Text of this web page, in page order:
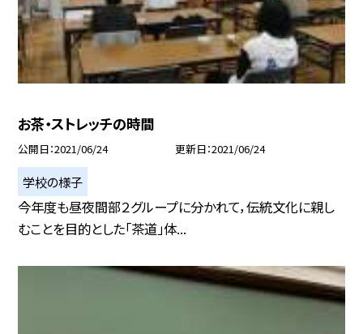
お茶・ストレッチの時間
公開日 2021/06/24 更新日 2021/06/24
学校の様子
今年度も昼夜間部２グループに分かれて，伝統文化に親し
むことを目的とした「茶道」体...